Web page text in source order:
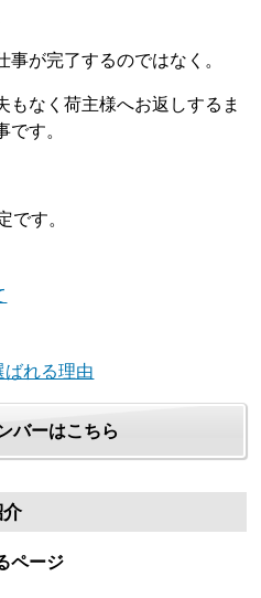
が完了するのではなく。
もなく荷主様へお返しするま
です。
です。
ばれる理由
バーはこちら
介
ページ